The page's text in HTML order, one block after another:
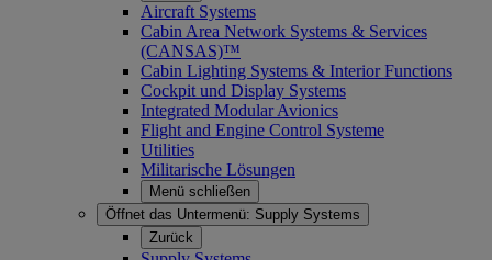
Aircraft Systems
Cabin Area Network Systems & Services
(CANSAS)™
Cabin Lighting Systems & Interior Functions
Cockpit und Display Systems
Integrated Modular Avionics
Flight and Engine Control Systeme
Utilities
Militarische Lösungen
Menü schließen
Öffnet das Untermenü: Supply Systems
Zurück